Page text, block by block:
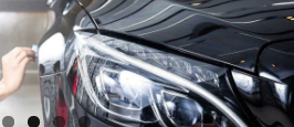
Выездная автомойка
Химчистка салона